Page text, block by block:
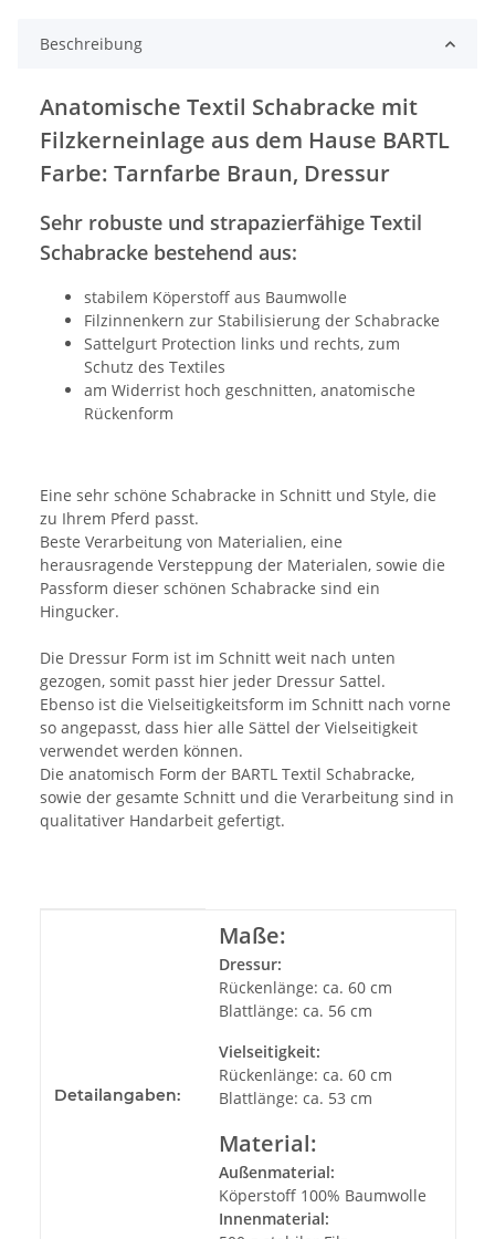
Beschreibung
Anatomische Textil Schabracke mit
Filzkerneinlage aus dem Hause BARTL
Farbe: Tarnfarbe Braun, Dressur
Sehr robuste und strapazierfähige Textil
Schabracke bestehend aus:
stabilem Köperstoff aus Baumwolle
Filzinnenkern zur Stabilisierung der Schabracke
Sattelgurt Protection links und rechts, zum
Schutz des Textiles
am Widerrist hoch geschnitten, anatomische
Rückenform
Eine sehr schöne Schabracke in Schnitt und Style, die
zu Ihrem Pferd passt.
Beste Verarbeitung von Materialien, eine
herausragende Versteppung der Materialen, sowie die
Passform dieser schönen Schabracke sind ein
Hingucker.
Die Dressur Form ist im Schnitt weit nach unten
gezogen, somit passt hier jeder Dressur Sattel.
Ebenso ist die Vielseitigkeitsform im Schnitt nach vorne
so angepasst, dass hier alle Sättel der Vielseitigkeit
verwendet werden können.
Die anatomisch Form der BARTL Textil Schabracke,
sowie der gesamte Schnitt und die Verarbeitung sind in
qualitativer Handarbeit gefertigt.
Detailangaben:
Maße:
Dressur:
Rückenlänge: ca. 60 cm
Blattlänge: ca. 56 cm
Vielseitigkeit:
Rückenlänge: ca. 60 cm
Blattlänge: ca. 53 cm
Material:
Außenmaterial:
Köperstoff 100% Baumwolle
Innenmaterial: